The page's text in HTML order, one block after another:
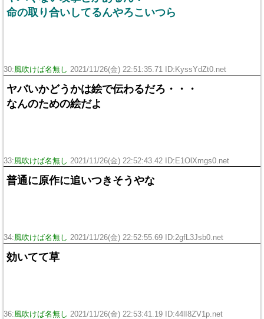
命の取り合いしてるんやろこいつら
30:風吹けば名無し 2021/11/26(金) 22:51:35.71 ID:KyssYdZt0.net
ヤバいかどうかは絵で伝わるだろ・・・
なんのための絵だよ
33:風吹けば名無し 2021/11/26(金) 22:52:43.42 ID:E1OlXmgs0.net
普通に原作に追いつきそうやな
34:風吹けば名無し 2021/11/26(金) 22:52:55.69 ID:2gfL3Jsb0.net
効いてて草
36:風吹けば名無し 2021/11/26(金) 22:53:41.19 ID:44lI8ZV1p.net